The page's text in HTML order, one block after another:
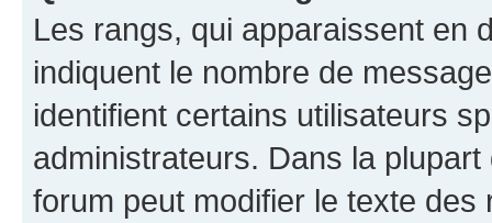
Les rangs, qui apparaissent en
indiquent le nombre de
identifient certains utilisateurs
administrateurs. Dans la
forum peut modifier le texte